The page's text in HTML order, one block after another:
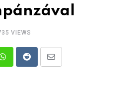
VIEWS
WhatsappRedditShare